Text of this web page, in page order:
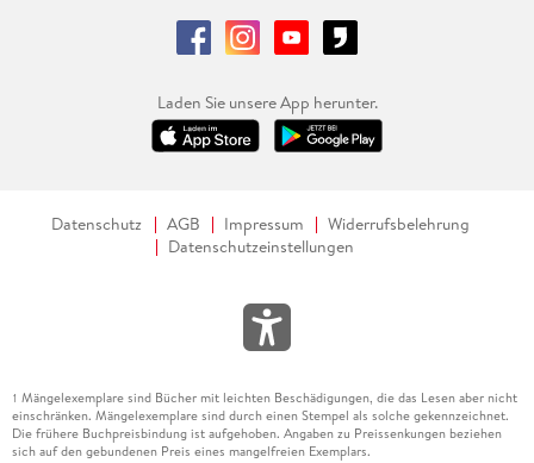
Laden Sie unsere App herunter.
Datenschutz AGB Impressum
Widerrufsbelehrung
Datenschutzeinstellungen
1 Mängelexemplare sind Bücher mit leichten Beschädigungen, die das Lesen aber nicht
einschränken. Mängelexemplare sind durch einen Stempel als solche gekennzeichnet.
Die frühere Buchpreisbindung ist aufgehoben. Angaben zu Preissenkungen beziehen
sich auf den gebundenen Preis eines mangelfreien Exemplars.